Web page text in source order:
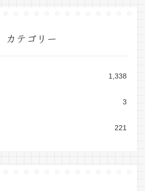
カテゴリー
1,338
3
221